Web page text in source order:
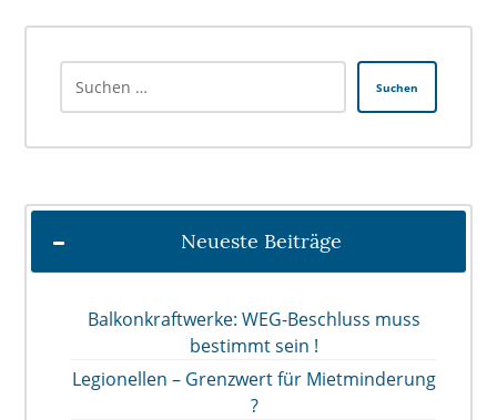
Suchen
Neueste Beiträge
Balkonkraftwerke: WEG-Beschluss muss
bestimmt sein !
Legionellen – Grenzwert für Mietminderung
?